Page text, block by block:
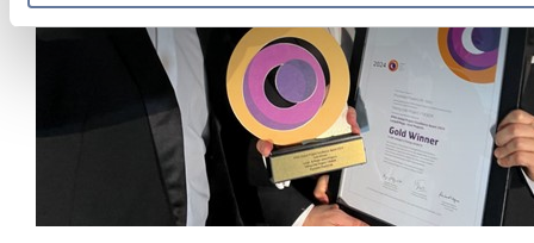
cookies are used. The cookies used may also be third-party
cookies. You can click on "Allow all cookies" to accept all
categories of cookies, click on "Use necessary cookie only"
admit only necessary cookies or decide which cookies to
by clicking on "Customize". For more details, please consult
and Privacy Policysections.